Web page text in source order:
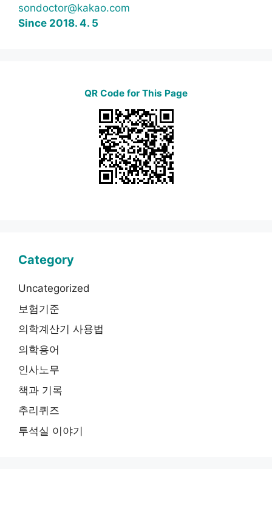
sondoctor@kakao.com
Since 2018. 4. 5
QR Code for This Page
Category
Uncategorized
보험기준
의학계산기 사용법
의학용어
인사노무
책과 기록
추리퀴즈
투석실 이야기